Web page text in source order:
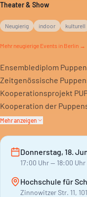
Theater & Show
Neugierig indoor kulturell
Mehr neugierige Events in Berlin →
Ensemblediplom
Zeitgenössische
Kooperationsprojekt
Kooperation der
(4. Studienjahr) der HfS
DER MENSCHENFEINDIn
Mehr anzeigen
Donnerstag, 18.
17:00 Uhr— 18:00 Uhr
Hochschule für
Zinnowitzer Str. 11,